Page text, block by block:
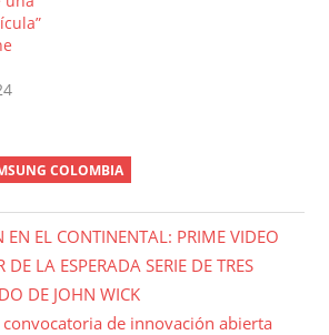
COLOMBIA
EN EL CONTINENTAL: PRIME VIDEO
DE LA ESPERADA SERIE DE TRES
DE JOHN WICK
de innovación abierta